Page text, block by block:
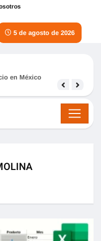
5 de agosto de 2026
en México